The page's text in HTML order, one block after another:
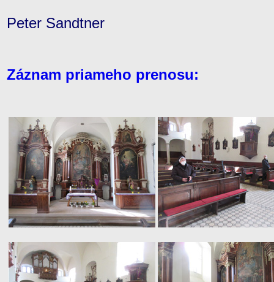
Peter Sandtner
Záznam priameho prenosu: